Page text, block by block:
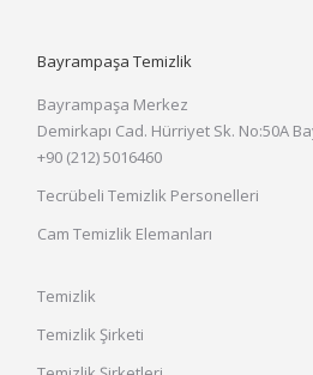
Bayrampaşa Temizlik
Bayrampaşa Merkez
Demirkapı Cad. Hürriyet Sk. No:50A
+90 (212) 5016460
Tecrübeli Temizlik Personelleri
Cam Temizlik Elemanları
Temizlik
Temizlik Şirketi